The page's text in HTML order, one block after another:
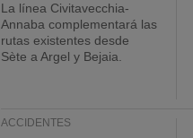
La línea Civitavecchia-
Annaba complementará las
rutas existentes desde
Sète a Argel y Bejaia.
ACCIDENTES